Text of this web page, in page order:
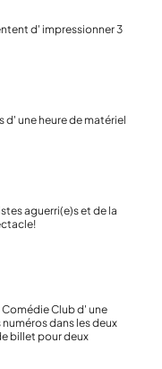
d' impressionner 3
d' une heure de matériel
aguerri(e)s et de la
Club d' une
dans les deux
billet pour deux